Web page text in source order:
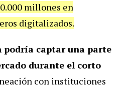
millones en
digitalizados.
podría captar una parte
durante el corto
con instituciones